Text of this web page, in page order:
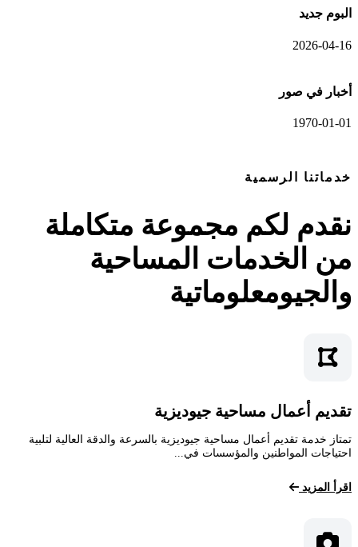
البوم جديد
2026-04-16
أخبار في صور
1970-01-01
خدماتنا الرسمية
نقدم لكم مجموعة متكاملة
من الخدمات المساحية
والجيومعلوماتية
تقديم أعمال مساحية جيوديزية
تمتاز خدمة تقديم أعمال مساحية جيوديزية بالسرعة والدقة العالية لتلبية
احتياجات المواطنين والمؤسسات في...
اقرأ المزيد